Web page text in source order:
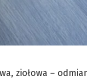
ziołowa –